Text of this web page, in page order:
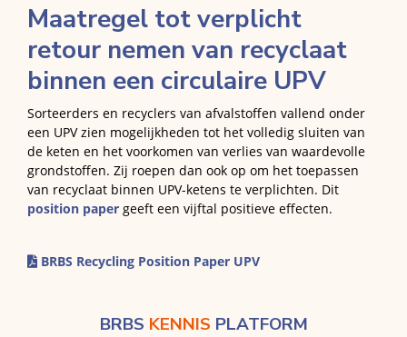
Maatregel tot verplicht
retour nemen van recyclaat
binnen een circulaire UPV
Sorteerders en recyclers van afvalstoffen vallend onder
een UPV zien mogelijkheden tot het volledig sluiten van
de keten en het voorkomen van verlies van waardevolle
grondstoffen. Zij roepen dan ook op om het toepassen
van recyclaat binnen UPV-ketens te verplichten. Dit
position paper geeft een vijftal positieve effecten.
BRBS Recycling Position Paper UPV
BRBS KENNIS PLATFORM